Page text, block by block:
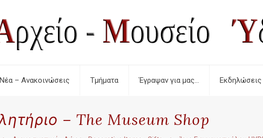
Νέα – Ανακοινώσεις Τμήματα Έγραψαν για μας… Εκδηλώσεις
– The Museum Shop